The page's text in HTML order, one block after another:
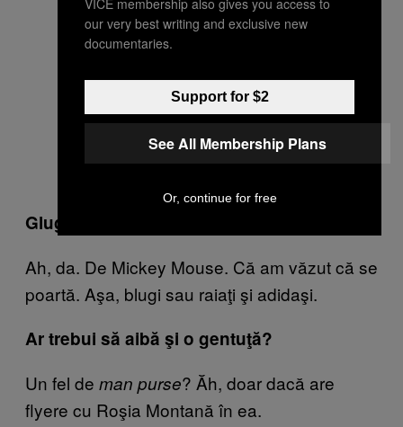
Glugă cu urechi?
Ah, da. De Mickey Mouse. Că am văzut că se
poartă. Aşa, blugi sau raiaţi şi adidaşi.
Ar trebui să aibă şi o gentuţă?
Un fel de man purse? Ăh, doar dacă are
flyere cu Roşia Montană în ea.
our very best writing and exclusive new
documentaries.
Support for $2
See All Membership Plans
Or, continue for free